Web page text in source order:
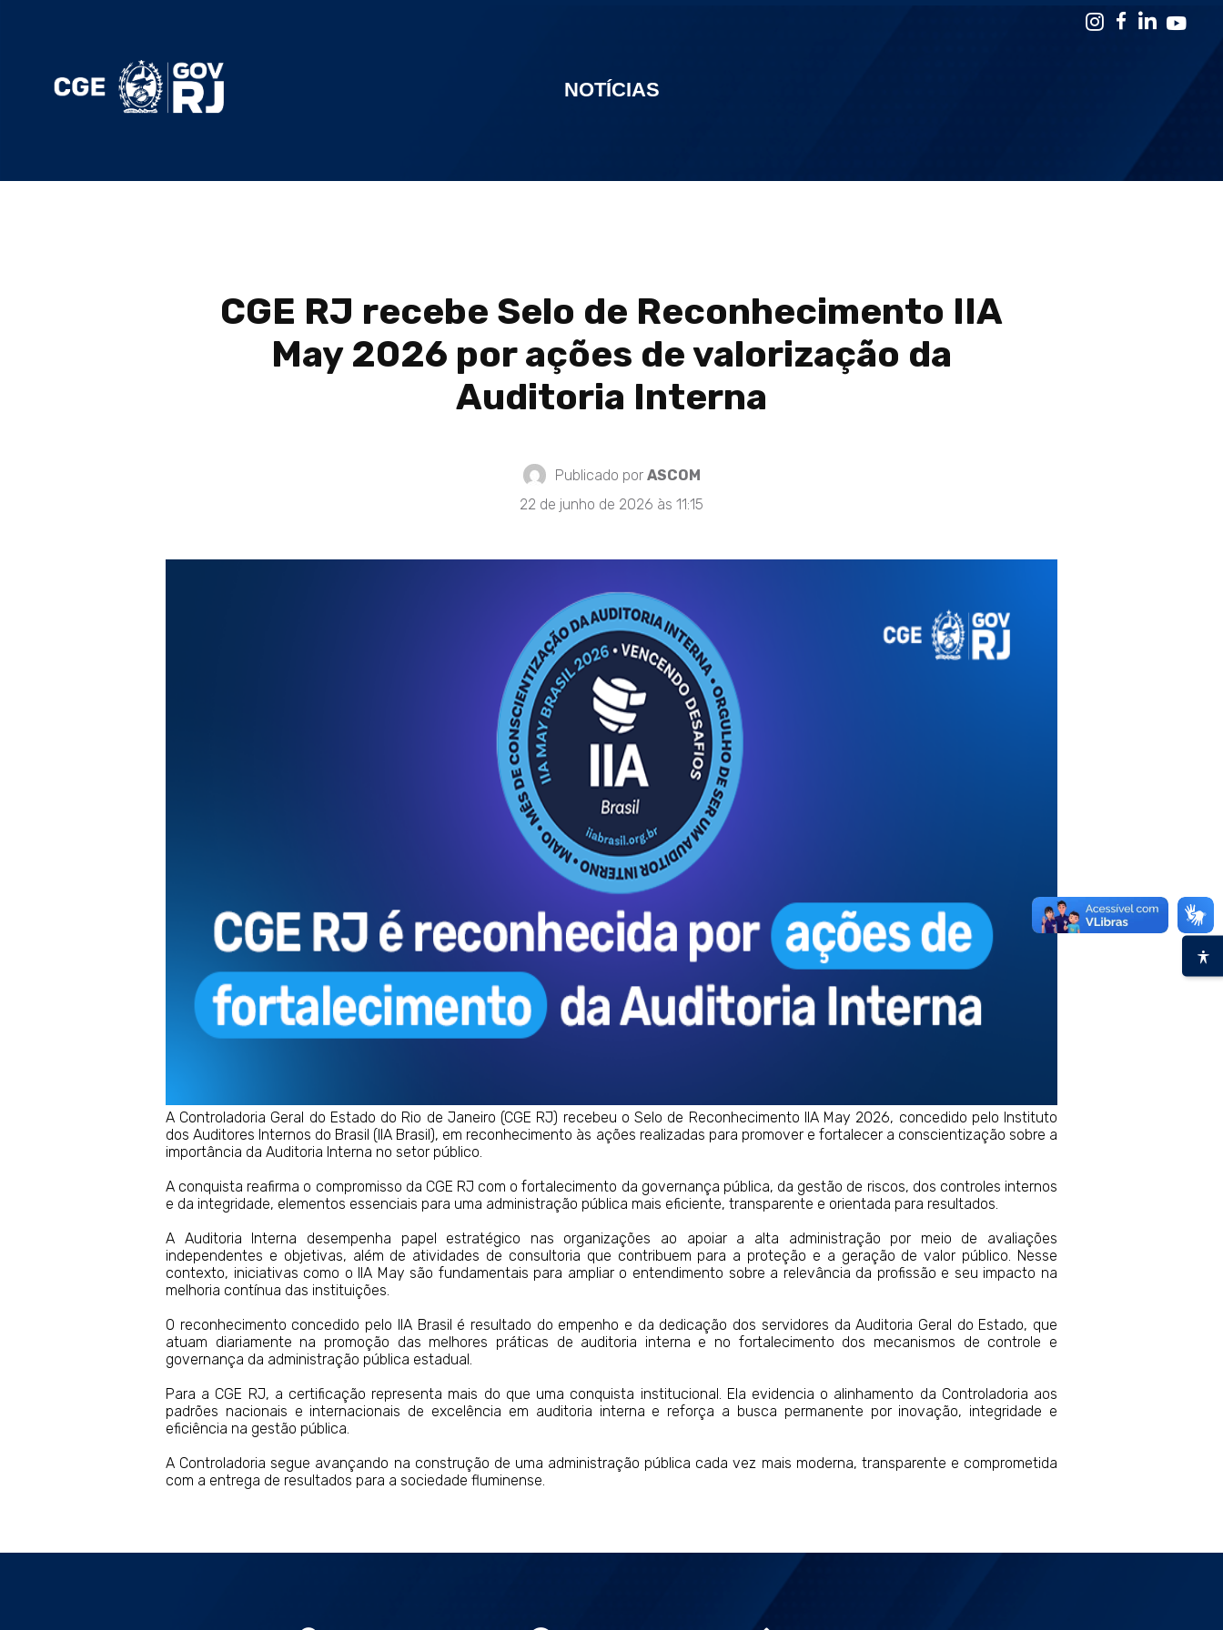
NOTÍCIAS
CGE RJ recebe Selo de Reconhecimento IIA
May 2026 por ações de valorização da
Auditoria Interna
Publicado por ASCOM
22 de junho de 2026 às 11:15
A Controladoria Geral do Estado do Rio de Janeiro (CGE RJ) recebeu o Selo de Reconhecimento IIA May 2026, concedido pelo Instituto
dos Auditores Internos do Brasil (IIA Brasil), em reconhecimento às ações realizadas para promover e fortalecer a conscientização sobre a
importância da Auditoria Interna no setor público.
A conquista reafirma o compromisso da CGE RJ com o fortalecimento da governança pública, da gestão de riscos, dos controles internos
e da integridade, elementos essenciais para uma administração pública mais eficiente, transparente e orientada para resultados.
A Auditoria Interna desempenha papel estratégico nas organizações ao apoiar a alta administração por meio de avaliações
independentes e objetivas, além de atividades de consultoria que contribuem para a proteção e a geração de valor público. Nesse
contexto, iniciativas como o IIA May são fundamentais para ampliar o entendimento sobre a relevância da profissão e seu impacto na
melhoria contínua das instituições.
O reconhecimento concedido pelo IIA Brasil é resultado do empenho e da dedicação dos servidores da Auditoria Geral do Estado, que
atuam diariamente na promoção das melhores práticas de auditoria interna e no fortalecimento dos mecanismos de controle e
governança da administração pública estadual.
Para a CGE RJ, a certificação representa mais do que uma conquista institucional. Ela evidencia o alinhamento da Controladoria aos
padrões nacionais e internacionais de excelência em auditoria interna e reforça a busca permanente por inovação, integridade e
eficiência na gestão pública.
A Controladoria segue avançando na construção de uma administração pública cada vez mais moderna, transparente e comprometida
com a entrega de resultados para a sociedade fluminense.